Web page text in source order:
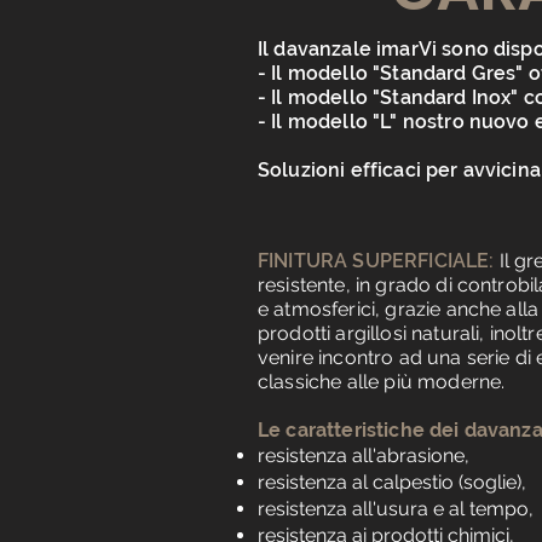
Il davanzale imarVi sono
- Il modello "Standard Gres"
- Il modello "Standard Inox"
- Il modello "L" nostro nuovo
Soluzioni efficaci per
FINITURA SUPERFICIALE: Il
resistente, in grado di
e atmosferici, grazie anche
prodotti argillosi naturali,
venire incontro ad una serie di
classiche alle più moderne.
Le caratteristiche dei
resistenza all'abrasione,
resistenza al calpestio (soglie),
resistenza all'usura e al tempo,
resistenza ai prodotti chimici,